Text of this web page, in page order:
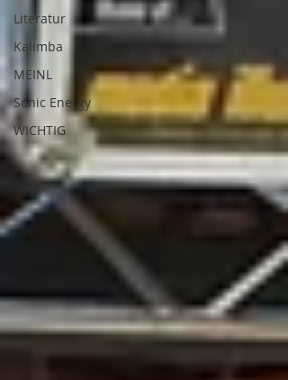
Literatur
Kalimba
MEINL
Sonic Energy
WICHTIG